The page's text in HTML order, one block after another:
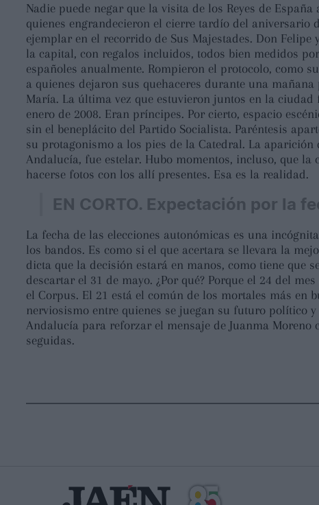
Nadie puede negar que la visita de los Reyes de
quienes engrandecieron el cierre tardío del
ejemplar en el recorrido de Sus Majestades. Don
la capital, con regalos incluidos, todos bien medidos
españoles anualmente. Rompieron el protocolo, como
a quienes dejaron sus quehaceres durante una
María. La última vez que estuvieron juntos en la
enero de 2008. Eran príncipes. Por cierto, espacio
sin el beneplácito del Partido Socialista. Paréntesis
su protagonismo a los pies de la Catedral. La aparición
Andalucía, fue estelar. Hubo momentos, incluso, que
hacerse fotos con los allí presentes. Esa es la realidad.
EN CORTO. Expectación por la
La fecha de las elecciones autonómicas es una
los bandos. Es como si el que acertara se llevara la
dicta que la decisión estará en manos, como tiene que
descartar el 31 de mayo. ¿Por qué? Porque el 24 del
el Corpus. El 21 está el común de los mortales más en
nerviosismo entre quienes se juegan su futuro político
Andalucía para reforzar el mensaje de Juanma
seguidas.